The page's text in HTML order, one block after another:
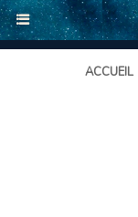
ACCUEIL